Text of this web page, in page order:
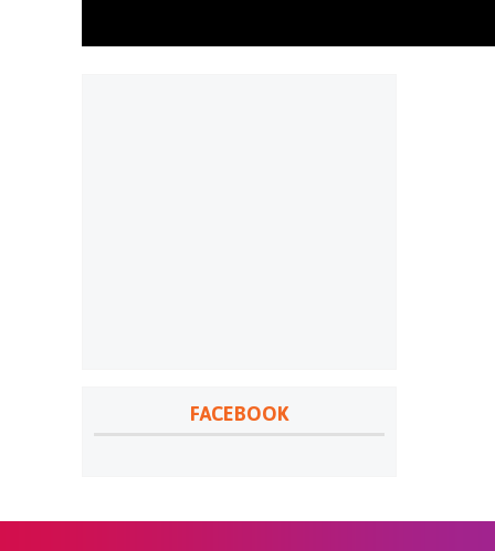
FACEBOOK